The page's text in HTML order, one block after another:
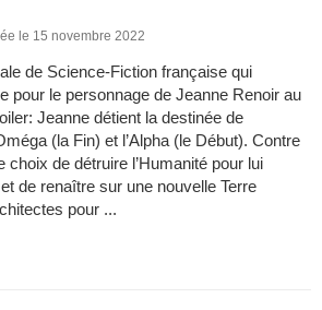
le 15 novembre 2022
de Science-Fiction française qui
pour le personnage de Jeanne Renoir au
Jeanne détient la destinée de
(la Fin) et l’Alpha (le Début). Contre
choix de détruire l’Humanité pour lui
de renaître sur une nouvelle Terre
pour ...